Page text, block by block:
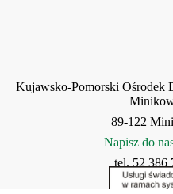
Kujawsko-Pomorski Ośrodek
89-122
Napisz do
tel. 52 386